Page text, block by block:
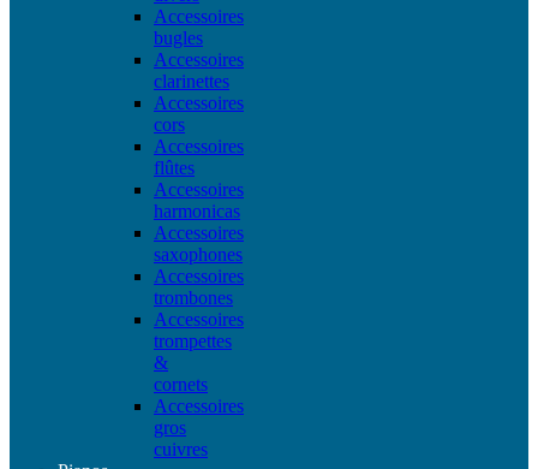
Accessoires
bugles
Accessoires
clarinettes
Accessoires
cors
Accessoires
flûtes
Accessoires
harmonicas
Accessoires
saxophones
Accessoires
trombones
Accessoires
trompettes
&
cornets
Accessoires
gros
cuivres